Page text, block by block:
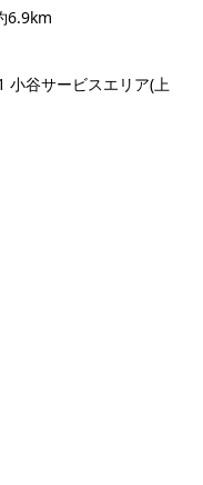
6.9km
小谷サービスエリア(上